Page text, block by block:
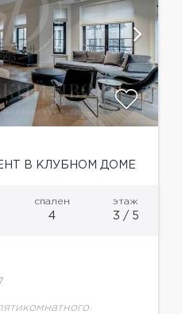
В КЛУБНОМ ДОМЕ
спален
4
этаж
3 / 5